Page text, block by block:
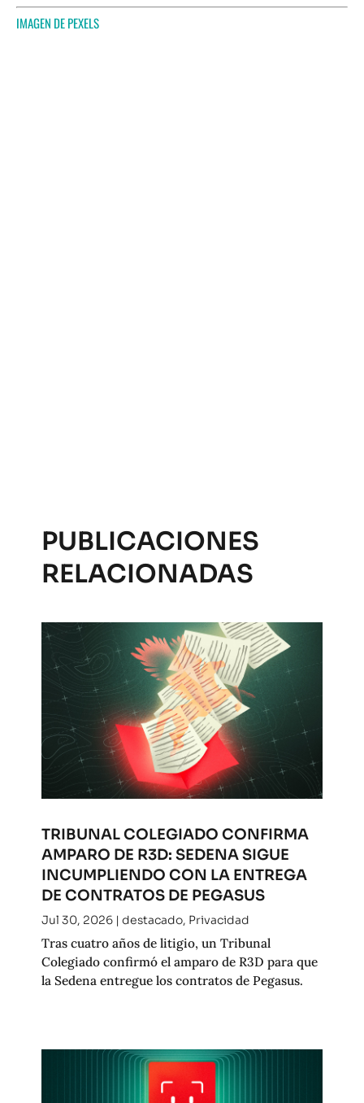
IMAGEN DEPEXELS
PUBLICACIONES
RELACIONADAS
TRIBUNAL COLEGIADO CONFIRMA
AMPARO DE R3D: SEDENA SIGUE
INCUMPLIENDO CON LA ENTREGA
DE CONTRATOS DE PEGASUS
Jul 30, 2026| destacado, Privacidad
Tras cuatro años de litigio, un Tribunal
Colegiado confirmó el amparo de R3D para que
la Sedena entregue los contratos de Pegasus.